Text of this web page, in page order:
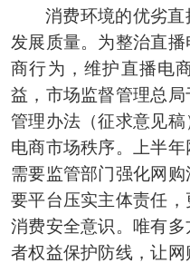
消费环境的优劣
发展质量。为整治直
商行为，维护直播电
益，市场监督管理总
管理办法（征求意见
电商市场秩序。上半
需要监管部门强化网
要平台压实主体责任
消费安全意识。唯有
者权益保护防线，让